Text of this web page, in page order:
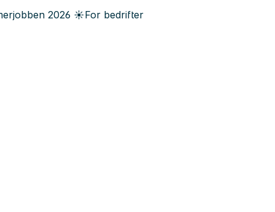
2026 ☀️For bedrifter